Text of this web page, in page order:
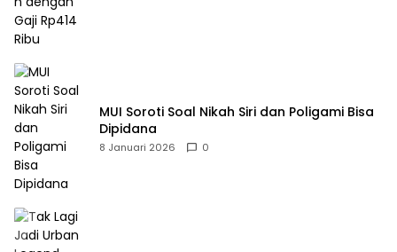
MUI Soroti Soal Nikah Siri dan Poligami Bisa
Dipidana
8 Januari 2026 0